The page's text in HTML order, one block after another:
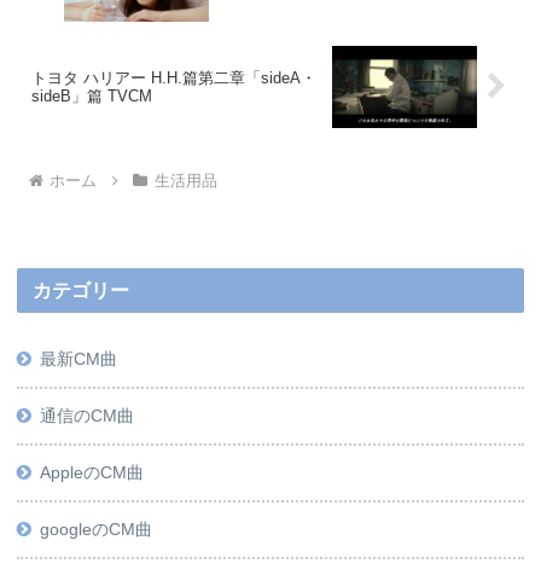
トヨタ ハリアー H.H.篇第二章「sideA・
sideB」篇 TVCM
ホーム 生活用品
カテゴリー
最新CM曲
通信のCM曲
AppleのCM曲
googleのCM曲